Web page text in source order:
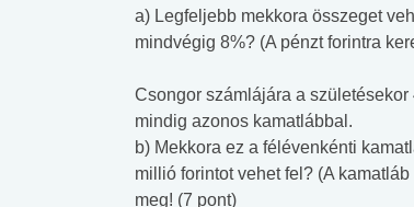
a) Legfeljebb mekkora összeget
mindvégig 8%? (A pénzt forintra
Csongor számlájára a
mindig azonos kamatlábbal.
b) Mekkora ez a félévenkénti
millió forintot vehet fel? (A
meg! (7 pont)